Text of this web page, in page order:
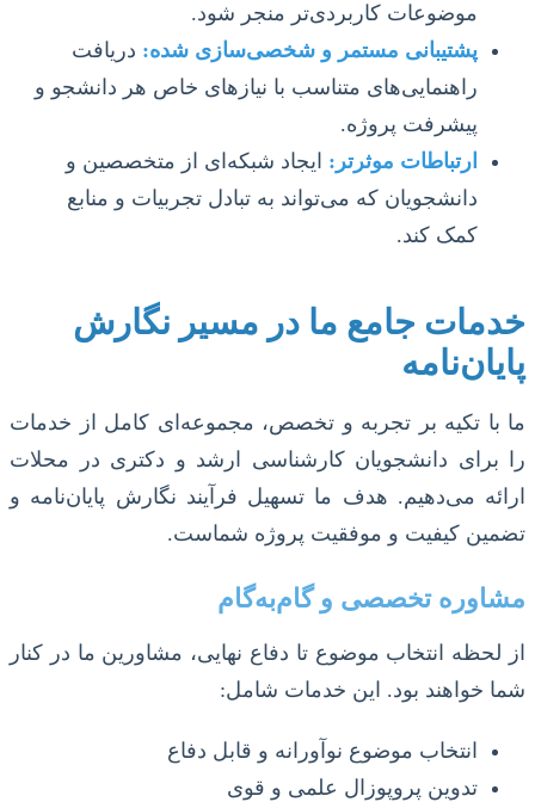
موضوعات کاربردی‌تر منجر شود.
پشتیبانی مستمر و شخصی‌سازی شده: دریافت
راهنمایی‌های متناسب با نیازهای خاص هر دانشجو و
پیشرفت پروژه.
ارتباطات موثرتر: ایجاد شبکه‌ای از متخصصین و
دانشجویان که می‌تواند به تبادل تجربیات و منابع
کمک کند.
خدمات جامع ما در مسیر نگارش
پایان‌نامه
ما با تکیه بر تجربه و تخصص، مجموعه‌ای کامل از خدمات
را برای دانشجویان کارشناسی ارشد و دکتری در محلات
ارائه می‌دهیم. هدف ما تسهیل فرآیند نگارش پایان‌نامه و
تضمین کیفیت و موفقیت پروژه شماست.
مشاوره تخصصی و گام‌به‌گام
از لحظه انتخاب موضوع تا دفاع نهایی، مشاورین ما در کنار
شما خواهند بود. این خدمات شامل:
انتخاب موضوع نوآورانه و قابل دفاع
تدوین پروپوزال علمی و قوی